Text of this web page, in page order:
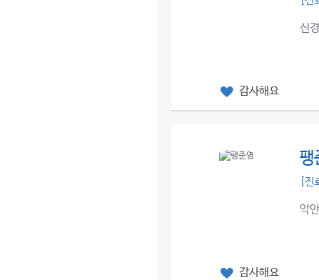
신
감사해요
팽
[진
악
감사해요